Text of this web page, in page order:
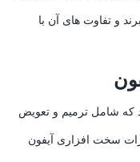
و تفاوت های آن با
که شامل ترمیم و تعویض
سخت افزاری آیفون